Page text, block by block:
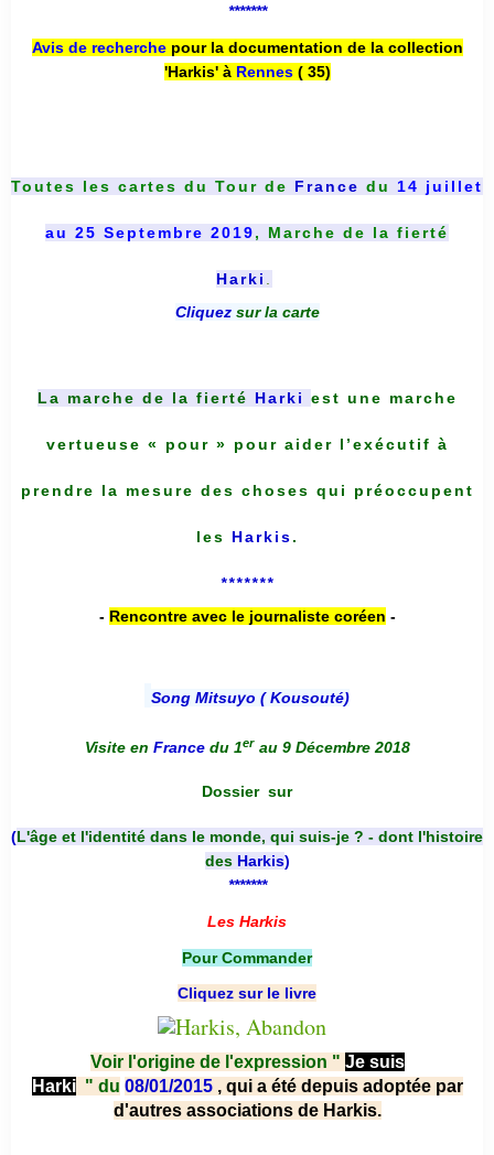
*******
Avis de recherche pour la documentation de la collection
'Harkis' à Rennes( 35)
Toutes les cartes du Tour de France du 14 juillet
au 25 Septembre 2019, Marche de la fierté
Harki .
Cliquez sur la carte
La marche de la fierté Harki est une marche
vertueuse « pour » pour aider l’exécutif à
prendre la mesure des choses qui préoccupent
les Harkis.
*******
- Rencontre avec le journaliste coréen -
Song Mitsuyo ( Kousouté)
Visite en France du 1er au 9 Décembre 2018
Dossier sur
(L'âge et l'identité dans le monde, qui suis-je ? - dont l'histoire
des Harkis)
*******
Les Harkis
Pour Commander
Cliquez sur le livre
Voir l'origine de l'expression " Je suis
Harki " du 08/01/2015 , qui a été depuis adoptée par
d'autres associations de Harkis.